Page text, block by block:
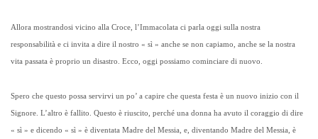
Allora mostrandosi vicino alla Croce, l’Immacolata ci parla oggi sulla nostra
responsabilità e ci invita a dire il nostro « sì » anche se non capiamo, anche se la nostra
vita passata è proprio un disastro. Ecco, oggi possiamo cominciare di nuovo.
Spero che questo possa servirvi un po’ a capire che questa festa è un nuovo inizio con il
Signore. L’altro è fallito. Questo è riuscito, perché una donna ha avuto il coraggio di dire
« sì » e dicendo « sì » è diventata Madre del Messia, e, diventando Madre del Messia, è